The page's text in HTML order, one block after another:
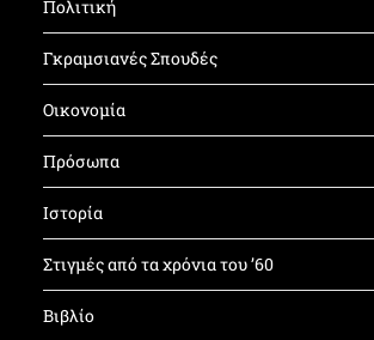
Πολιτική
Γκραμσιανές Σπουδές
Οικονομία
Πρόσωπα
Ιστορία
Στιγμές από τα χρόνια του ’60
Βιβλίο